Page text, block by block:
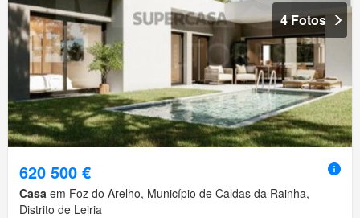
4 Fotos
620 500 €
Casa em Foz do Arelho, Município de Caldas da Rainha,
Distrito de Leiria